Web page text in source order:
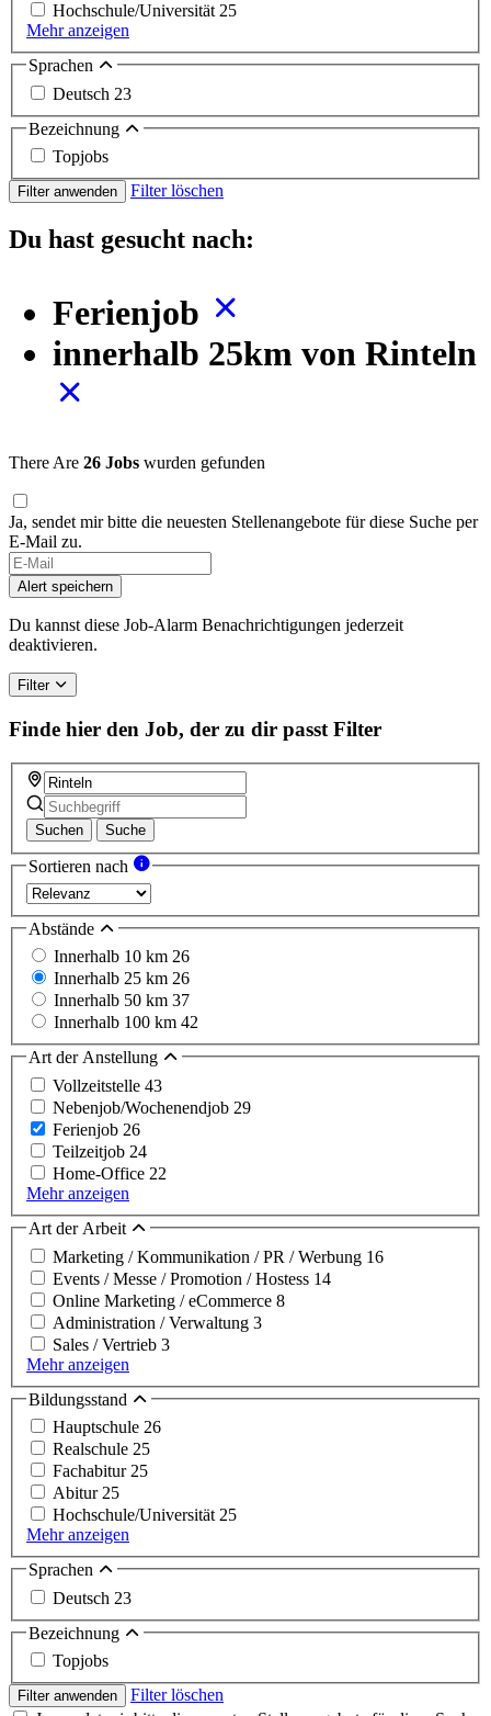
Hochschule/Universität 25
Mehr anzeigen
Sprachen
Deutsch 23
Bezeichnung
Topjobs
Filter anwenden Filter löschen
Du hast gesucht nach:
Ferienjob
innerhalb 25km von Rinteln
There Are 26 Jobs wurden gefunden
Ja, sendet mir bitte die neuesten Stellenangebote für diese Suche per
E-Mail zu.
Alert speichern
Du kannst diese Job-Alarm Benachrichtigungen jederzeit
deaktivieren.
Filter
Finde hier den Job, der zu dir passt Filter
Suchen Suche
Sortieren nach
Abstände
Innerhalb 10 km 26
Innerhalb 25 km 26
Innerhalb 50 km 37
Innerhalb 100 km 42
Art der Anstellung
Vollzeitstelle 43
Nebenjob/Wochenendjob 29
Ferienjob 26
Teilzeitjob 24
Home-Office 22
Mehr anzeigen
Art der Arbeit
Marketing / Kommunikation / PR / Werbung 16
Events / Messe / Promotion / Hostess 14
Online Marketing / eCommerce 8
Administration / Verwaltung 3
Sales / Vertrieb 3
Mehr anzeigen
Bildungsstand
Hauptschule 26
Realschule 25
Fachabitur 25
Abitur 25
Hochschule/Universität 25
Mehr anzeigen
Sprachen
Deutsch 23
Bezeichnung
Topjobs
Filter anwenden
Filter löschen